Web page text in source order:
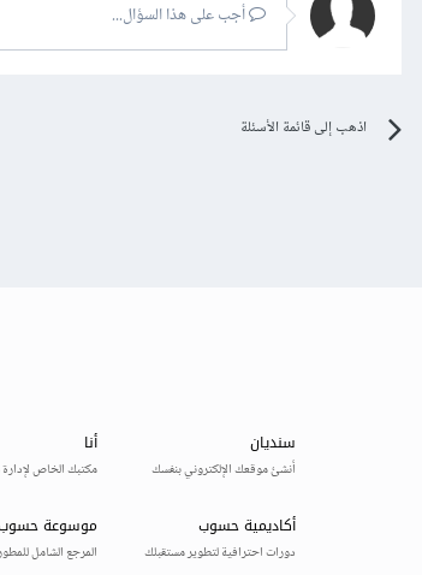
أجب على هذا السؤال...
اذهب إلى قائمة الأسئلة